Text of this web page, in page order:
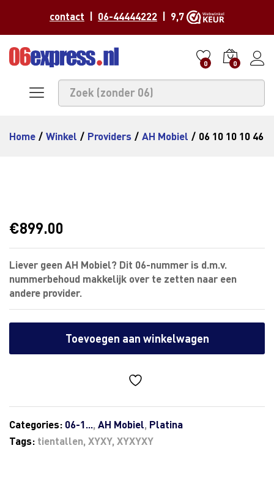
contact 06-44444222 | 9,7
0 0
Home / Winkel / Providers / AH Mobiel / 06 10 10 10 46
€899.00
Liever geen AH Mobiel? Dit 06-nummer is d.m.v.
nummerbehoud makkelijk over te zetten naar een
andere provider.
Toevoegen aan winkelwagen
Categories: 06-1..., AH Mobiel, Platina
Tags: tientallen, XYXY, XYXYXY